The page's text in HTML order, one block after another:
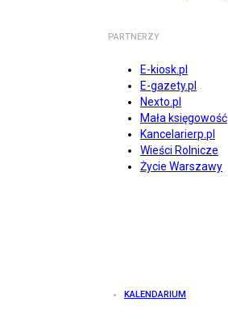
PARTNERZY
E-kiosk.pl
E-gazety.pl
Nexto.pl
Mała księgowość
Kancelarierp.pl
Wieści Rolnicze
Życie Warszawy
KALENDARIUM